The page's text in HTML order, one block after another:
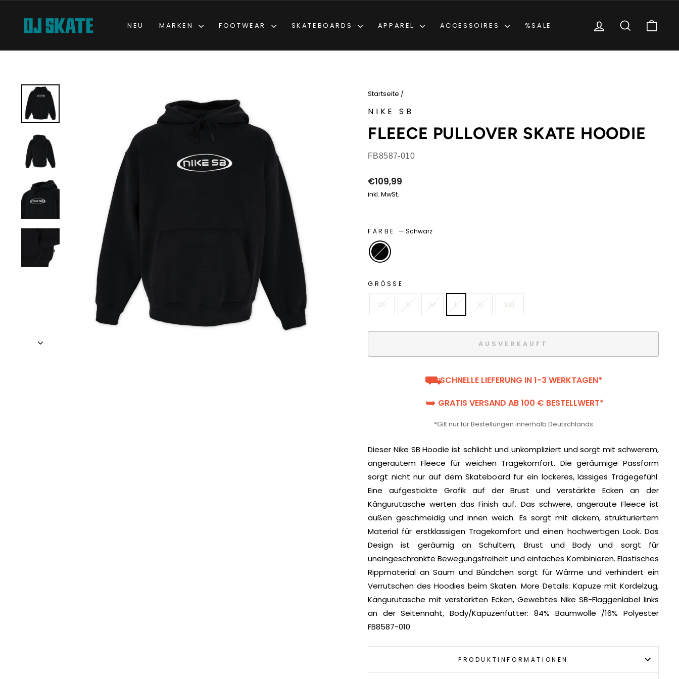
NEU MARKEN FOOTWEAR SKATEBOARDS APPAREL ACCESSOIRES %SALE EINLOGGEN
SUCHE
Startseite /
NIKE SB
FLEECE PULLOVER SKATE HOODIE
FB8587-010
Normaler
Preis
€109,99
inkl. MwSt.
FARBE — Schwarz
GRÖSSE
XS S M L XL XXL
AUSVERKAUFT
⛟SCHNELLE LIEFERUNG IN 1-3 WERKTAGEN*
➥ GRATIS VERSAND AB 100 € BESTELLWERT*
*Gilt nur für Bestellungen innerhalb Deutschlands
Dieser Nike SB Hoodie ist schlicht und unkompliziert und sorgt mit schwerem,
angerautem Fleece für weichen Tragekomfort. Die geräumige Passform
sorgt nicht nur auf dem Skateboard für ein lockeres, lässiges Tragegefühl.
Eine aufgestickte Grafik auf der Brust und verstärkte Ecken an der
Kängurutasche werten das Finish auf. Das schwere, angeraute Fleece ist
außen geschmeidig und innen weich. Es sorgt mit dickem, strukturiertem
Material für erstklassigen Tragekomfort und einen hochwertigen Look. Das
Design ist geräumig an Schultern, Brust und Body und sorgt für
uneingeschränkte Bewegungsfreiheit und einfaches Kombinieren. Elastisches
Rippmaterial an Saum und Bündchen sorgt für Wärme und verhindert ein
Verrutschen des Hoodies beim Skaten. More Details: Kapuze mit Kordelzug,
Kängurutasche mit verstärkten Ecken, Gewebtes Nike SB-Flaggenlabel links
an der Seitennaht, Body/Kapuzenfutter: 84% Baumwolle /16% Polyester
FB8587-010
PRODUKTINFORMATIONEN